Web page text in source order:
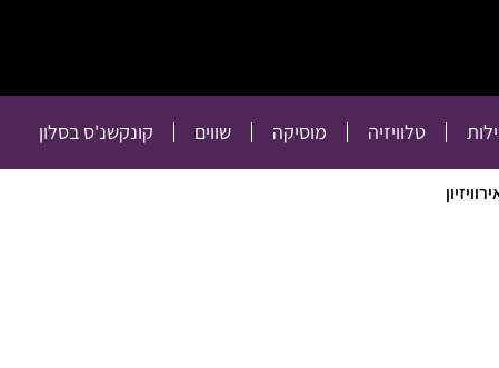
טלוויזיה מוסיקה שווים קונקשנ'ס בסלון